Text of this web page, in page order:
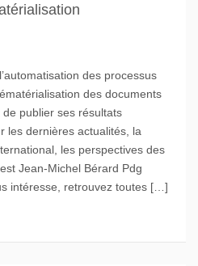
des processus
des documents
publier ses résultats
les dernières actualités, la
les perspectives des
Jean-Michel Bérard Pdg
intéresse, retrouvez toutes […]